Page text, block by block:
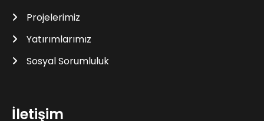
Projelerimiz
Yatırımlarımız
Sosyal Sorumluluk
İletişim